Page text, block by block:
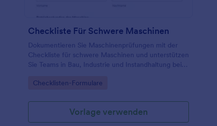
Checkliste Für Schwere Maschinen
Dokumentieren Sie Maschinenprüfungen mit der
Checkliste für schwere Maschinen und unterstützen
Sie Teams in Bau, Industrie und Instandhaltung bei
Antwort in Jotform.
Go to Category:
Checklisten-Formulare
Vorlage verwenden